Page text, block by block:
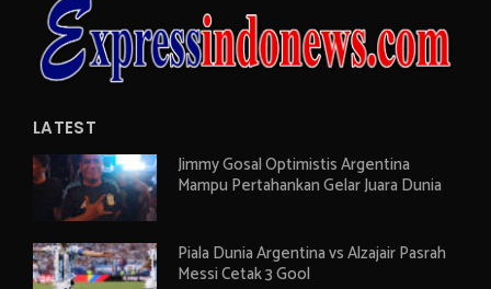
LATEST
Jimmy Gosal Optimistis Argentina
Mampu Pertahankan Gelar Juara Dunia
Piala Dunia Argentina vs Alzajair Pasrah
Messi Cetak 3 Gool